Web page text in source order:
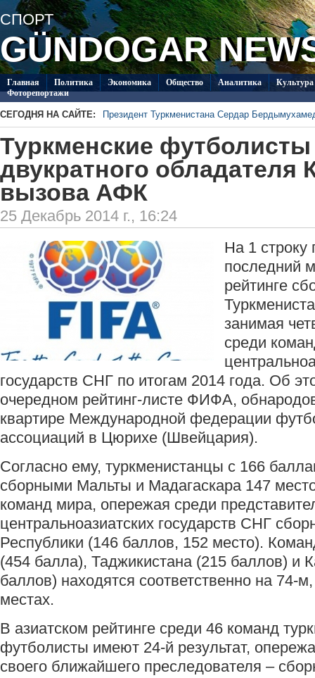
СПОРТ
GÜNDOGAR
Главная Политикa Экономика Общество Аналитика
Культура
Фоторепортажи
СЕГОДНЯ НА САЙТЕ:
Президент Туркменистана Сердар
В посольстве Туркменистана в Душанбе
«Туркменпочта» продолжает развивать
Глава ОБСЕ прибыл с визитом в Туркменистан
Около 20 работ из стран СНГ поступило на
Туркменистан пригласил Ассоциацию «Akhal-
по коневодству
Туркменские
двукратного обладателя
вызова АФК
25 Декабрь 2014 г., 16:24
На 1 строку
последний
рейтинге
занимая
среди
государств СНГ по итогам 2014 года. Об
очередном рейтинг-листе ФИФА,
квартире Международной федерации
ассоциаций в Цюрихе (Швейцария).
Согласно ему, туркменистанцы с 166
сборными Мальты и Мадагаскара 147
команд мира, опережая среди
центральноазиатских государств СНГ
Республики (146 баллов, 152 место).
(454 балла), Таджикистана (215 баллов) и
баллов) находятся соответственно на 74-
местах.
В азиатском рейтинге среди 46 команд
футболисты имеют 24-й результат,
своего ближайшего преследователя –